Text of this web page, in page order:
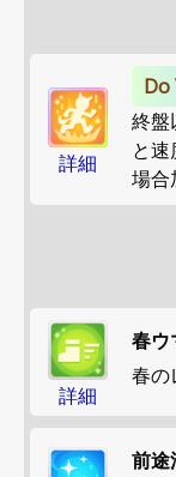
詳細
Do
終盤
と
場合
詳細
春ウ
春の
前途